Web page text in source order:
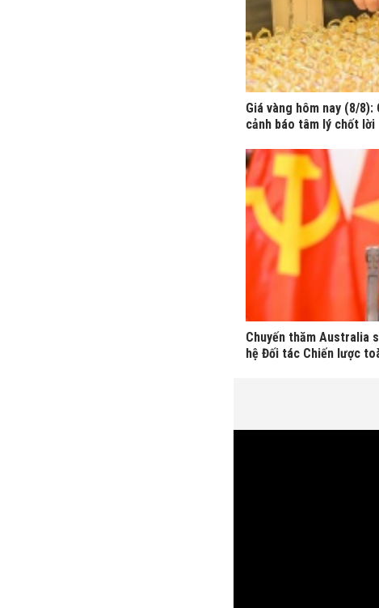
Giá vàng hôm nay (8/
cảnh báo tâm lý chốt lời
Chuyến thăm Australia
hệ Đối tác Chiến lược